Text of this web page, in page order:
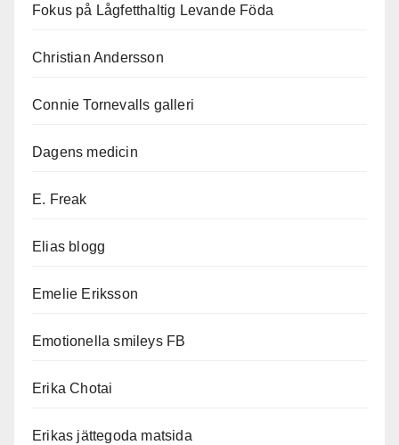
Fokus på Lågfetthaltig Levande Föda
Christian Andersson
Connie Tornevalls galleri
Dagens medicin
E. Freak
Elias blogg
Emelie Eriksson
Emotionella smileys FB
Erika Chotai
Erikas jättegoda matsida